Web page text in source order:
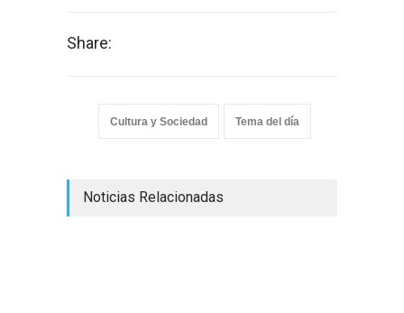
Share:
Cultura y Sociedad Tema del día
Noticias Relacionadas